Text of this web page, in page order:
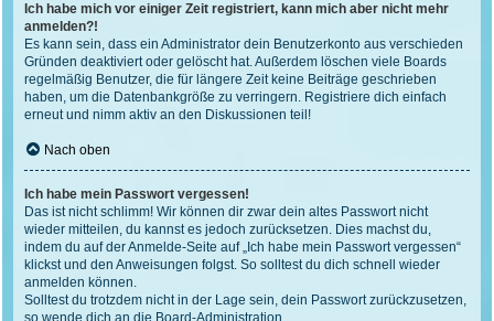
Ich habe mich vor einiger Zeit registriert, kann mich aber nicht mehr
anmelden?!
Es kann sein, dass ein Administrator dein Benutzerkonto aus verschieden
Gründen deaktiviert oder gelöscht hat. Außerdem löschen viele Boards
regelmäßig Benutzer, die für längere Zeit keine Beiträge geschrieben
haben, um die Datenbankgröße zu verringern. Registriere dich einfach
erneut und nimm aktiv an den Diskussionen teil!
Nach oben
Ich habe mein Passwort vergessen!
Das ist nicht schlimm! Wir können dir zwar dein altes Passwort nicht
wieder mitteilen, du kannst es jedoch zurücksetzen. Dies machst du,
indem du auf der Anmelde-Seite auf „Ich habe mein Passwort vergessen“
klickst und den Anweisungen folgst. So solltest du dich schnell wieder
anmelden können.
Solltest du trotzdem nicht in der Lage sein, dein Passwort zurückzusetzen,
so wende dich an die Board-Administration.